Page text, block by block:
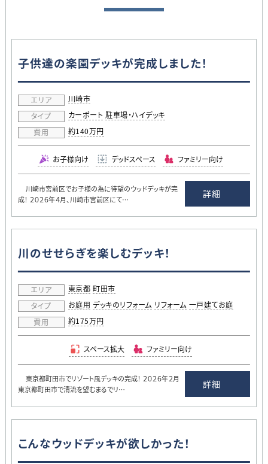
子供達の楽園デッキが完成しました！
エリア
川崎市
タイプ
カーポート 駐車場・ハイデッキ
費用
約140万円
お子様向け デッドスペース ファミリー向け
川崎市宮前区でお子様の為に待望のウッドデッキが完
成！ ２０２６年４月、川崎市宮前区にて…
詳細
川のせせらぎを楽しむデッキ！
エリア 東京都 町田市
タイプ
お庭用 デッキのリフォーム リフォーム 一戸建てお庭
費用
約175万円
スペース拡大 ファミリー向け
東京都町田市でリゾート風デッキの完成！ ２０２６年２月
東京都町田市で清流を望むまるでリ…
詳細
こんなウッドデッキが欲しかった！